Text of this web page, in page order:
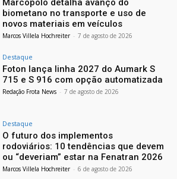
Marcopolo detalha avanço do
biometano no transporte e uso de
novos materiais em veículos
Marcos Villela Hochreiter - 7 de agosto de 2026
Destaque
Foton lança linha 2027 do Aumark S
715 e S 916 com opção automatizada
Redação Frota News - 7 de agosto de 2026
Destaque
O futuro dos implementos
rodoviários: 10 tendências que devem
ou “deveriam” estar na Fenatran 2026
Marcos Villela Hochreiter - 6 de agosto de 2026